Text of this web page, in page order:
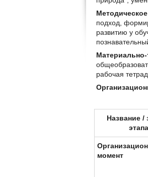
подход,
развитию у
Материально-
рабочая
Название /
этапа
момент